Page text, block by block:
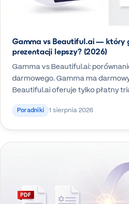
Gamma vs Beautiful.ai — który
prezentacji lepszy? (2026)
Gamma vs Beautiful.ai:
darmowego. Gamma ma
Beautiful.ai oferuje tylko płatny
Poradniki 1 sierpnia 2026